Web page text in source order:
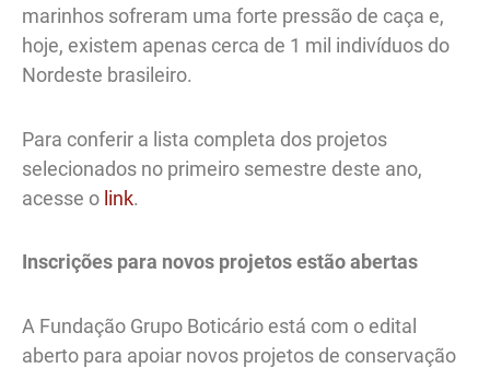
marinhos sofreram uma forte pressão de caça e,
hoje, existem apenas cerca de 1 mil indivíduos do
Nordeste brasileiro.
Para conferir a lista completa dos projetos
selecionados no primeiro semestre deste ano,
acesse o link.
Inscrições para novos projetos estão abertas
A Fundação Grupo Boticário está com o edital
aberto para apoiar novos projetos de conservação